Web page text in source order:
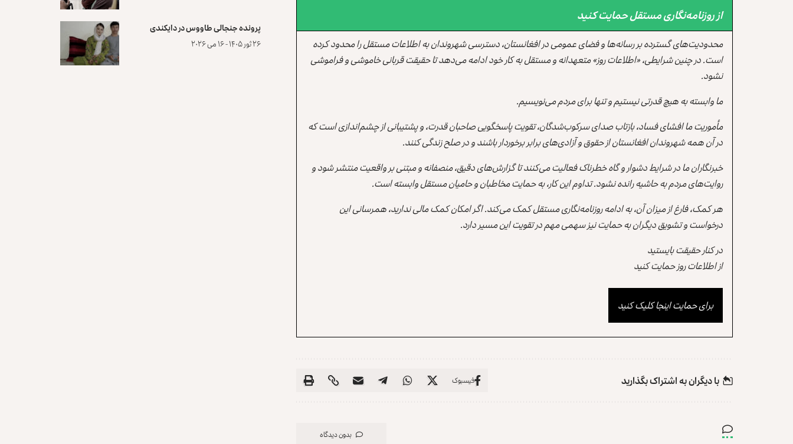
از روزنامه‌نگاری مستقل حمایت کنید
محدودیت‌های گسترده بر رسانه‌ها و فضای عمومی در افغانستان، دسترسی شهروندان به اطلاعات مستقل را محدود کرده
است. در چنین شرایطی، «اطلاعات روز» متعهدانه و مستقل به کار خود ادامه می‌دهد تا حقیقت قربانی خاموشی و فراموشی
نشود.
ما وابسته به هیچ قدرتی نیستیم و تنها برای مردم می‌نویسیم.
مأموریت ما افشای فساد، بازتاب صدای سرکوب‌شدگان، تقویت پاسخگویی صاحبان قدرت، و پشتیبانی از چشم‌اندازی است که
در آن همه شهروندان افغانستان از حقوق و آزادی‌های برابر برخوردار باشند و در صلح زندگی کنند.
خبرنگاران ما در شرایط دشوار و گاه خطرناک فعالیت می‌کنند تا گزارش‌های دقیق، منصفانه و مبتنی بر واقعیت منتشر شود و
روایت‌های مردم به حاشیه رانده نشود. تداوم این کار، به حمایت مخاطبان و حامیان مستقل وابسته است.
هر کمک، فارغ از میزان آن، به ادامه روزنامه‌نگاری مستقل کمک می‌کند. اگر امکان کمک مالی ندارید، همرسانی این
درخواست و تشویق دیگران به حمایت نیز سهمی مهم در تقویت این مسیر دارد.
در کنار حقیقت بایستید
از اطلاعات روز حمایت کنید
برای حمایت اینجا کلیک کنید
با دیگران به‌‌ اشتراک بگذارید فیسبوک
بدون دیدگاه
پرونده‌ جنجالی طاووس در دایکندی
۲۶ ثور ۱۴۰۵ - ۱۶ می ۲۰۲۶